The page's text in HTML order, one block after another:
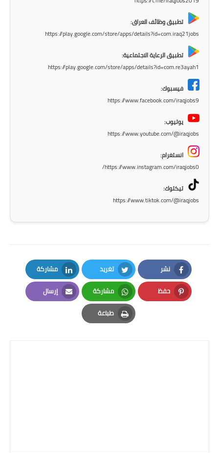
ملازم دراسية
المرحلة المتوسطة
المرحلة الاعدادية
الجامعات
اخبار وقرارات وزارة التعليم
تطبيق وظائف العراق:
https://play.google.com/store/apps/details?id=com.iraq21jobs
تطبيق الرعاية الاجتماعية:
https://play.google.com/store/apps/details?id=com.re3ayah1
فيسبوك:
https://www.facebook.com/iraqjobs9
يوتيوب:
https://www.youtube.com/@iraqjobs
انستغرام:
https://www.instagram.com/iraqjobs0/
تيكتوك:
https://www.tiktok.com/@iraqjobs
نشر
Facebook
تغريد
Twitter
مشاركة
LinkedIn
حفظ
Pinterest
مشاركة
Whatsapp
إرسال
Email
طباعة
Print